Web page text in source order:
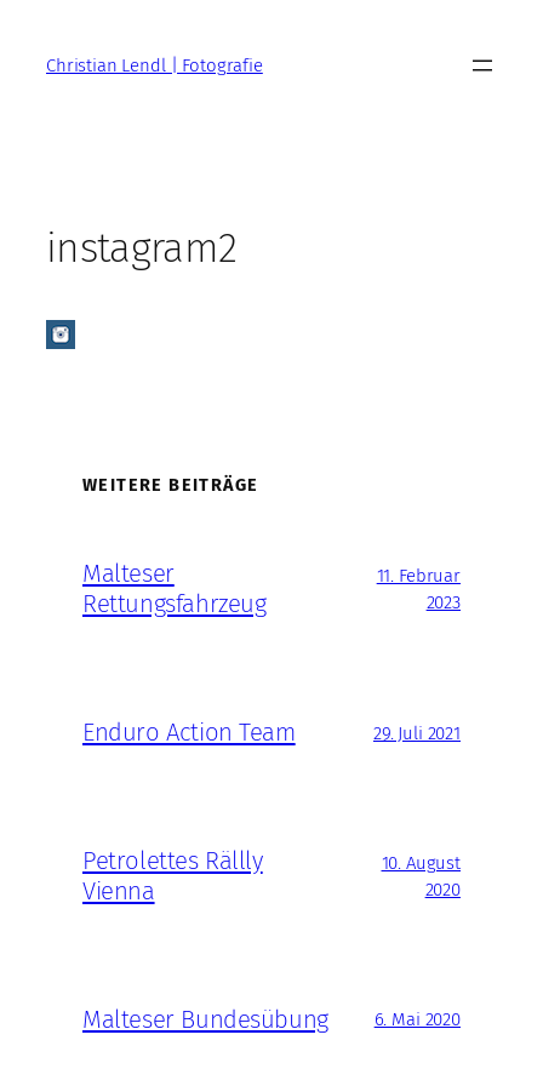
springenChristian Lendl | Fotografie
instagram2
WEITERE BEITRÄGE
Malteser
Rettungsfahrzeug
11. Februar
2023
Enduro Action Team 29. Juli 2021
Petrolettes Rällly
Vienna
10. August
2020
Malteser Bundesübung 6. Mai 2020